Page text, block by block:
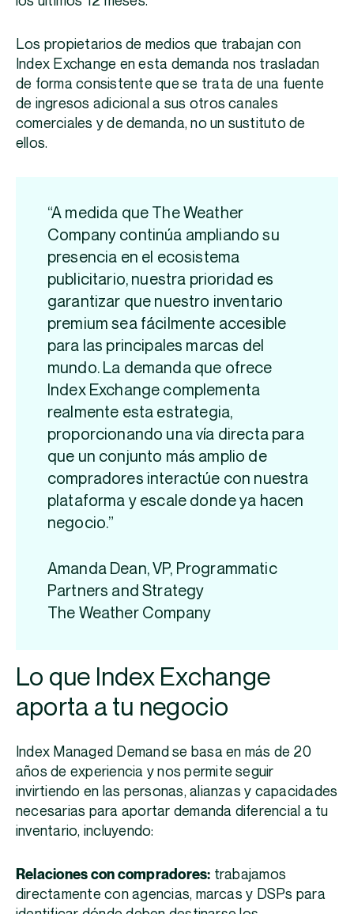
Los propietarios de medios que trabajan con
Index Exchange en esta demanda nos trasladan
de forma consistente que se trata de una fuente
de ingresos adicional a sus otros canales
comerciales y de demanda, no un sustituto de
ellos.
“A medida que The Weather
Company continúa ampliando su
presencia en el ecosistema
publicitario, nuestra prioridad es
garantizar que nuestro inventario
premium sea fácilmente accesible
para las principales marcas del
mundo. La demanda que ofrece
Index Exchange complementa
realmente esta estrategia,
proporcionando una vía directa para
que un conjunto más amplio de
compradores interactúe con nuestra
plataforma y escale donde ya hacen
negocio.”
Amanda Dean, VP, Programmatic
Partners and Strategy
The Weather Company
Lo que Index Exchange
aporta a tu negocio
Index Managed Demand se basa en más de 20
años de experiencia y nos permite seguir
invirtiendo en las personas, alianzas y capacidades
necesarias para aportar demanda diferencial a tu
inventario, incluyendo:
Relaciones con compradores: trabajamos
directamente con agencias, marcas y DSPs para